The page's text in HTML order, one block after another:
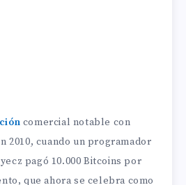
comercial notable con
2010, cuando un programador
pagó 10.000 Bitcoins por
que ahora se celebra como